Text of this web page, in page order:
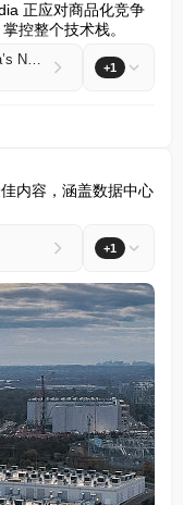
正应对商品化竞争
整个技术栈。
Nvidia Earnings, The AI Stack, Nvidia’s New Reporting +1
内容，涵盖数据中心
+1